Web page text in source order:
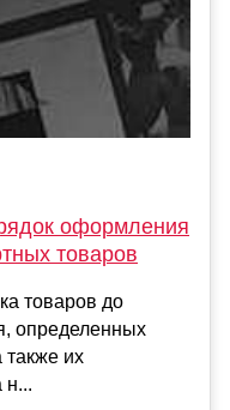
оформления
товаров
товаров до
определенных
их
н...